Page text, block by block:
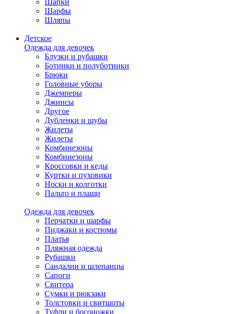
Шарфы
Шляпы
Детское
Одежда для девочек
Блузки и рубашки
Ботинки и полуботинки
Брюки
Головные уборы
Джемперы
Джинсы
Другое
Дубленки и шубы
Жилеты
Жилеты
Комбинезоны
Комбинезоны
Кроссовки и кеды
Куртки и пуховики
Носки и колготки
Пальто и плащи
Одежда для девочек
Перчатки и шарфы
Пиджаки и костюмы
Платья
Пляжная одежда
Рубашки
Сандалии и шлепанцы
Сапоги
Свитера
Сумки и рюкзаки
Толстовки и свитшоты
Туфли и босоножки